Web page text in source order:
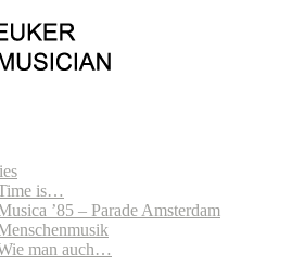
is…
’85 – Parade Amsterdam
man auch…